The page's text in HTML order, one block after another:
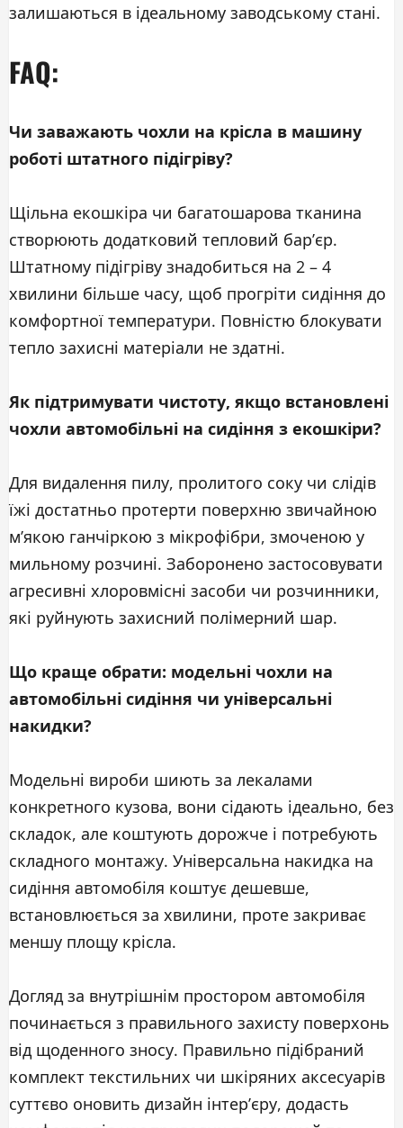
залишаються в ідеальному заводському стані.
FAQ:
Чи заважають чохли на крісла в машину
роботі штатного підігріву?
Щільна екошкіра чи багатошарова тканина
створюють додатковий тепловий бар’єр.
Штатному підігріву знадобиться на 2 – 4
хвилини більше часу, щоб прогріти сидіння до
комфортної температури. Повністю блокувати
тепло захисні матеріали не здатні.
Як підтримувати чистоту, якщо встановлені
чохли автомобільні на сидіння з екошкіри?
Для видалення пилу, пролитого соку чи слідів
їжі достатньо протерти поверхню звичайною
м’якою ганчіркою з мікрофібри, змоченою у
мильному розчині. Заборонено застосовувати
агресивні хлоровмісні засоби чи розчинники,
які руйнують захисний полімерний шар.
Що краще обрати: модельні чохли на
автомобільні сидіння чи універсальні
накидки?
Модельні вироби шиють за лекалами
конкретного кузова, вони сідають ідеально, без
складок, але коштують дорожче і потребують
складного монтажу. Універсальна накидка на
сидіння автомобіля коштує дешевше,
встановлюється за хвилини, проте закриває
меншу площу крісла.
Догляд за внутрішнім простором автомобіля
починається з правильного захисту поверхонь
від щоденного зносу. Правильно підібраний
комплект текстильних чи шкіряних аксесуарів
суттєво оновить дизайн інтер’єру, додасть